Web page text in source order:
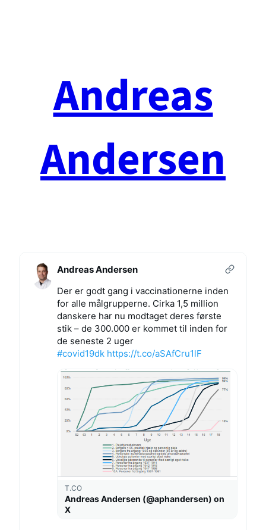
Andreas
Andersen
Andreas Andersen
Der er godt gang i vaccinationerne inden
for alle målgrupperne. Cirka 1,5 million
danskere har nu modtaget deres første
stik – de 300.000 er kommet til inden for
de seneste 2 uger
#covid19dk https://t.co/aSAfCru1lF
T.CO
Andreas Andersen (@aphandersen) on
X